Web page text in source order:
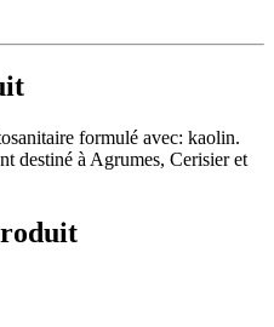
formulé avec: kaolin.
destiné à Agrumes, Cerisier et